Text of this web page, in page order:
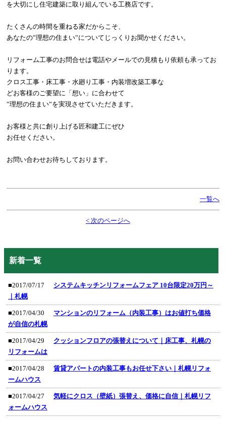
を大切にし住宅建築に取り組んでいる工務店です。
たくさんの時間を重ねる家だからこそ、
あなたの”理想の住まい”についてじっくりお聞かせください。
リフォーム工事のお問合せは電話やメールでの見積もり依頼も承ってお
ります。
クロス工事・床工事・水廻り工事・内装増改築工事な
どお客様のご要望に「想い」に合わせて
”理想の住まい”を実現させていただきます。
お客様と共に創り上げる匠和建工にぜひ
お任せください。
お問い合わせお待ちしております。
一覧へ
< 次のページへ
新着一覧
■2017/07/17
システムキッチンリフォームフェア 10台限定20万円～
｜札幌
■2017/04/30
マンションのリフォーム（内装工事）はお値打ち価格
が自信の札幌
■2017/04/29
クッションフロアの張替えについて｜床工事、札幌の
リフォームは
■2017/04/28
賃貸アパートの内装工事もお任せ下さい｜札幌リフォ
ームハウス
■2017/04/27
気軽にクロス（壁紙）張替え、価格に自信｜札幌リフ
ォームハウス